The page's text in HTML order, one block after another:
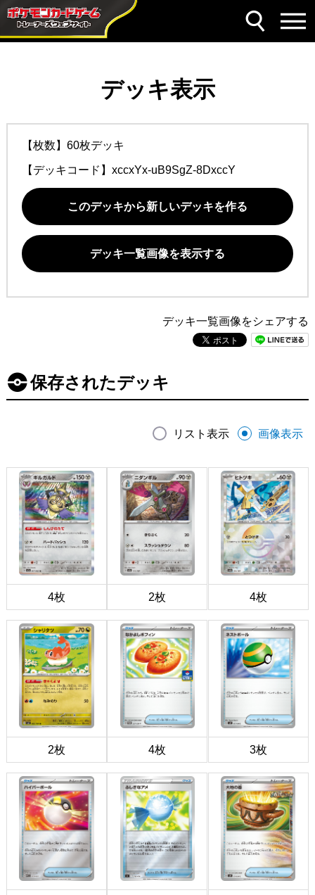
デッキ表示
【枚数】60枚デッキ
【デッキコード】 xccxYx-uB9SgZ-8DxccY
このデッキから新しいデッキを作る
デッキ一覧画像を表示する
デッキ一覧画像をシェアする
保存されたデッキ
リスト表示 画像表示
4枚 2枚 4枚
2枚 4枚 3枚